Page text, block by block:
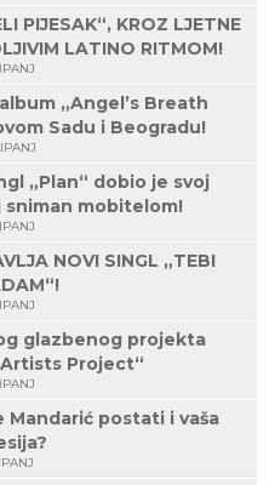
PIJESAK“, KROZ LJETNE
LATINO RITMOM!
„Angel’s Breath
Sadu i Beogradu!
„Plan“ dobio je svoj
mobitelom!
NOVI SINGL „TEBI
glazbenog projekta
Project“
Mandarić postati i vaša